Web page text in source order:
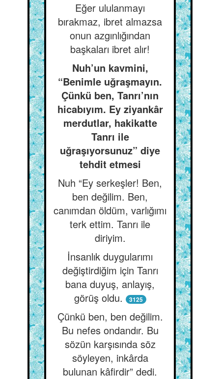
Eğer ululanmayı
bırakmaz, ibret almazsa
onun azgınlığından
başkaları ibret alır!
Nuh’un kavmini,
“Benimle uğraşmayın.
Çünkü ben, Tanrı’nın
hicabıyım. Ey ziyankâr
merdutlar, hakikatte
Tanrı ile
uğraşıyorsunuz” diye
tehdit etmesi
Nuh “Ey serkeşler! Ben,
ben değilim. Ben,
canımdan öldüm, varlığımı
terk ettim. Tanrı ile
diriyim.
İnsanlık duygularımı
değiştirdiğim için Tanrı
bana duyuş, anlayış,
görüş oldu.
3125
Çünkü ben, ben değilim.
Bu nefes ondandır. Bu
sözün karşısında söz
söyleyen, inkârda
bulunan kâfirdir” dedi.